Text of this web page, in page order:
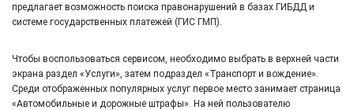
предлагает возможность поиска правонарушений в базах ГИБДД и
системе государственных платежей (ГИС ГМП).
Чтобы воспользоваться сервисом, необходимо выбрать в верхней части
экрана раздел «Услуги», затем подраздел «Транспорт и вождение».
Среди отображенных популярных услуг первое место занимает страница
«Автомобильные и дорожные штрафы». На ней пользователю